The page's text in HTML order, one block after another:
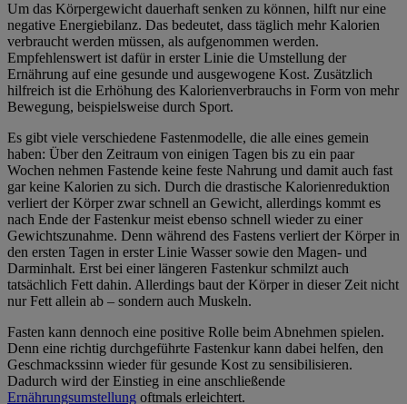
Um das Körpergewicht dauerhaft senken zu können, hilft nur eine
negative Energiebilanz. Das bedeutet, dass täglich mehr Kalorien
verbraucht werden müssen, als aufgenommen werden.
Empfehlenswert ist dafür in erster Linie die Umstellung der
Ernährung auf eine gesunde und ausgewogene Kost. Zusätzlich
hilfreich ist die Erhöhung des Kalorienverbrauchs in Form von mehr
Bewegung, beispielsweise durch Sport.
Es gibt viele verschiedene Fastenmodelle, die alle eines gemein
haben: Über den Zeitraum von einigen Tagen bis zu ein paar
Wochen nehmen Fastende keine feste Nahrung und damit auch fast
gar keine Kalorien zu sich. Durch die drastische Kalorienreduktion
verliert der Körper zwar schnell an Gewicht, allerdings kommt es
nach Ende der Fastenkur meist ebenso schnell wieder zu einer
Gewichtszunahme. Denn während des Fastens verliert der Körper in
den ersten Tagen in erster Linie Wasser sowie den Magen- und
Darminhalt. Erst bei einer längeren Fastenkur schmilzt auch
tatsächlich Fett dahin. Allerdings baut der Körper in dieser Zeit nicht
nur Fett allein ab – sondern auch Muskeln.
Fasten kann dennoch eine positive Rolle beim Abnehmen spielen.
Denn eine richtig durchgeführte Fastenkur kann dabei helfen, den
Geschmackssinn wieder für gesunde Kost zu sensibilisieren.
Dadurch wird der Einstieg in eine anschließende
Ernährungsumstellung oftmals erleichtert.